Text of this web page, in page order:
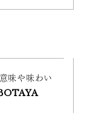
味や味わい